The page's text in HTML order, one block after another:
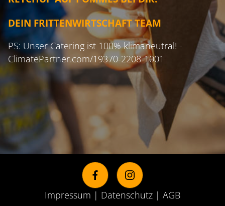
DEIN FRITTENWIRTSCHAFT TEAM
PS: Unser Catering ist 100% klimaneutral! -
ClimatePartner.com/19370-2208-1001
Impressum | Datenschutz | AGB